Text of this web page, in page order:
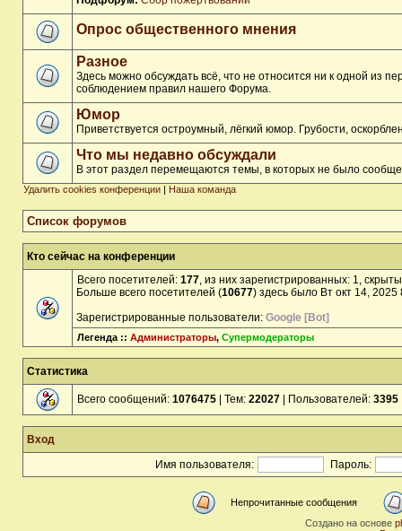
Опрос общественного мнения
Разное
Здесь можно обсуждать всё, что не относится ни к одной из
соблюдением правил нашего Форума.
Юмор
Приветствуется остроумный, лёгкий юмор. Грубости,
Что мы недавно обсуждали
В этот раздел перемещаются темы, в которых не было
Удалить cookies конференции | Наша команда
Список форумов
Кто сейчас на конференции
Всего посетителей: 177, из них зарегистрированных: 1,
Больше всего посетителей (10677) здесь было Вт окт 14, 2025
Зарегистрированные пользователи: Google [Bot]
Легенда :: Администраторы, Супермодераторы
Статистика
Всего сообщений: 1076475 | Тем: 22027 | Пользователей: 3395
Вход
Имя пользователя:
Пароль:
Непрочитанные сообщения
Создано на основе